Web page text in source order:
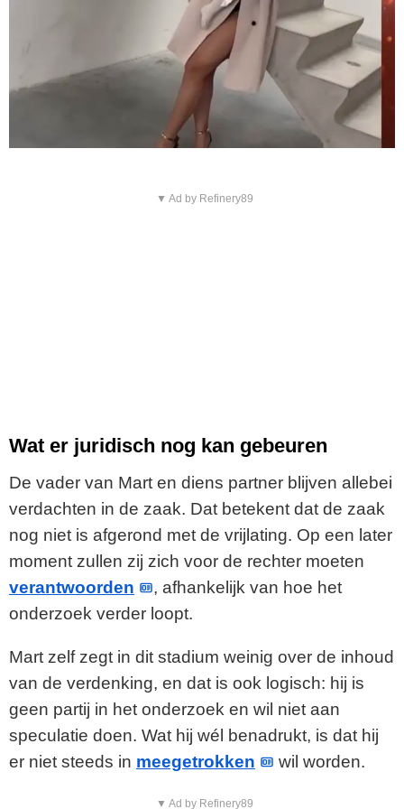
▼ Ad by Refinery89
Wat er juridisch nog kan gebeuren
De vader van Mart en diens partner blijven allebei
verdachten in de zaak. Dat betekent dat de zaak
nog niet is afgerond met de vrijlating. Op een later
moment zullen zij zich voor de rechter moeten
verantwoorden
, afhankelijk van hoe het
onderzoek verder loopt.
Mart zelf zegt in dit stadium weinig over de inhoud
van de verdenking, en dat is ook logisch: hij is
geen partij in het onderzoek en wil niet aan
speculatie doen. Wat hij wél benadrukt, is dat hij
er niet steeds in meegetrokken wil worden.
▼ Ad by Refinery89